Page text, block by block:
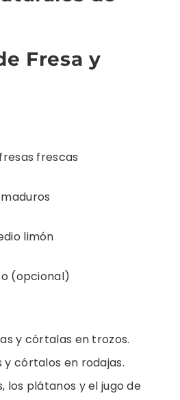
Fresa y
frescas
limón
(opcional)
y córtalas en trozos.
y córtalos en rodajas.
los plátanos y el jugo de